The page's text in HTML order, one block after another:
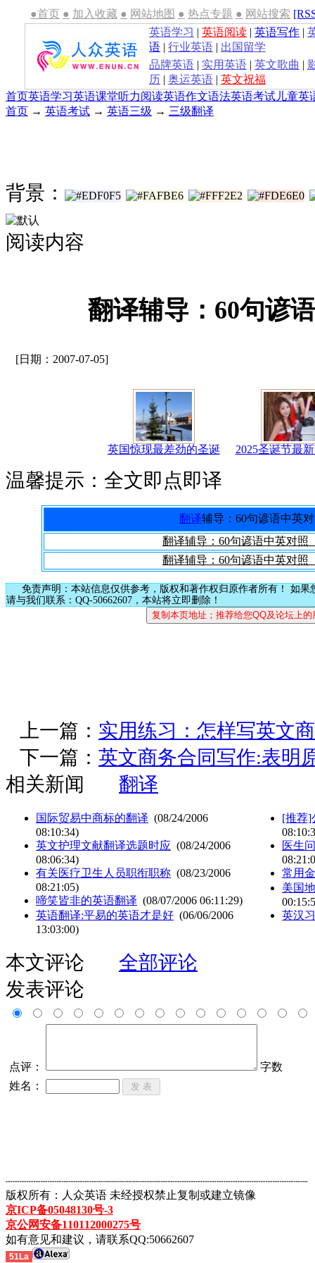
●首页 ● 加入收藏 ● 网站地图 ● 热点专题 ● 网站搜索
英语学习 | 英语阅读 | 英语写作 |
语 | 行业英语 | 出国留学
品牌英语 | 实用英语 | 英文歌曲 |
历 | 奥运英语 | 英文祝福
首页英语学习英语课堂听力阅读英语作文语法英语考试 儿童英
首页 → 英语考试 → 英语三级 → 三级翻译
背景：
阅读内容
翻译辅导：60句谚
[日期：2007-07-05]
英国惊现最差劲的圣诞 2025圣诞节最
温馨提示：全文即点即译
翻译辅导：60句谚语中英
翻译辅导：60句谚语中英对照
翻译辅导：60句谚语中英对照
免责声明：本站信息仅供参考，版权和著作权归原作者所有！ 如果
请与我们联系：QQ-50662607，本站将立即删除！
上一篇： 实用练习：怎样写英文
下一篇： 英文商务合同写作:表明
相关新闻
翻译
国际贸易中商标的翻译 (08/24/2006
08:10:34)
英文护理文献翻译选题时应 (08/24/2006
08:06:34)
有关医疗卫生人员职衔职称 (08/23/2006
08:21:05)
啼笑皆非的英语翻译 (08/07/2006 06:11:29)
英语翻译:平易的英语才是好 (06/06/2006
13:03:00)
[推荐]
医生
常用
美国
英汉
本文评论
全部评论
发表评论
点评：
字数
姓名：
┈┈┈┈┈┈┈┈┈┈┈┈┈┈┈┈┈┈┈┈┈┈┈┈┈┈┈┈┈┈┈┈┈┈┈┈┈┈┈┈┈┈┈
版权所有：人众英语 未经授权禁止复制或建立镜像
京ICP备05048130号-3
京公网安备110112000275号
如有意见和建议，请联系QQ:50662607
51La